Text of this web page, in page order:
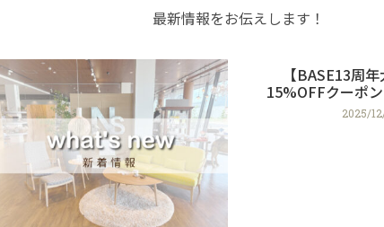
最新情報をお伝えします！
【BASE13周年
15%OFFクーポ
2025/